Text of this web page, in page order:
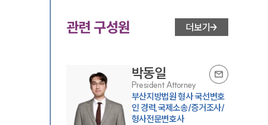
관련 구성원 더보기
박동일
President Attorney
부산지방법원 형사 국선변호
인 경력,국제소송/증거조사/
형사전문변호사